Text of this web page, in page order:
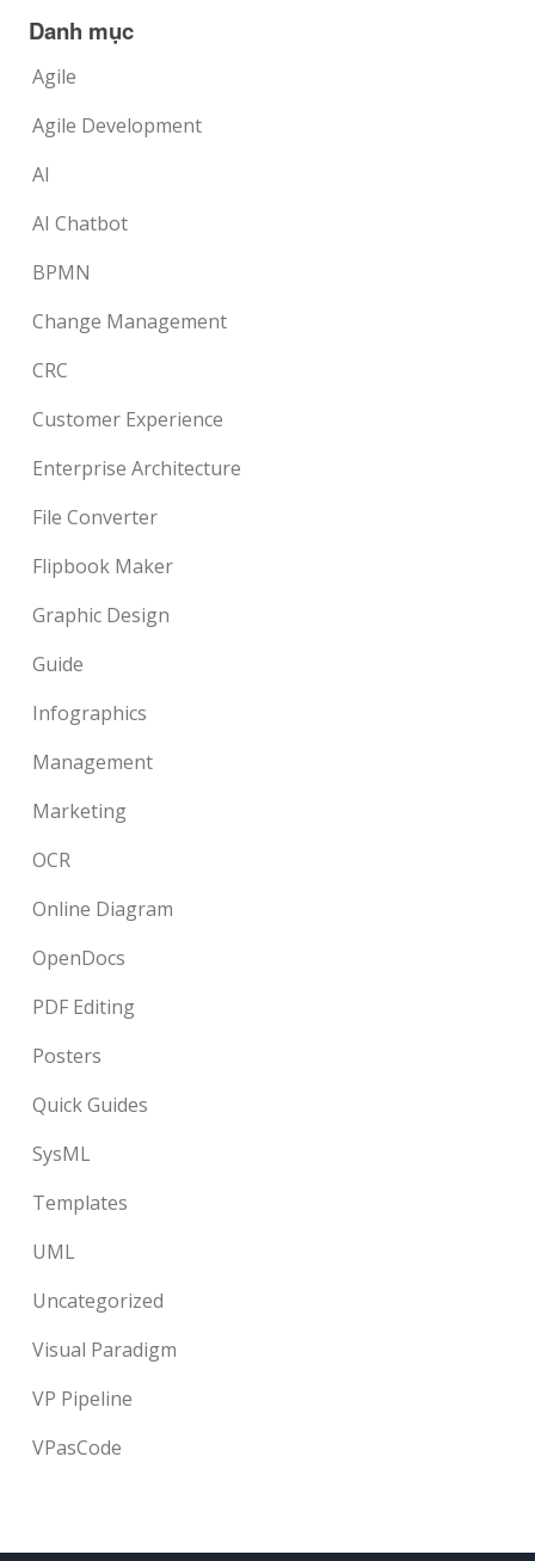
Danh mục
Agile
Agile Development
AI
AI Chatbot
BPMN
Change Management
CRC
Customer Experience
Enterprise Architecture
File Converter
Flipbook Maker
Graphic Design
Guide
Infographics
Management
Marketing
OCR
Online Diagram
OpenDocs
PDF Editing
Posters
Quick Guides
SysML
Templates
UML
Uncategorized
Visual Paradigm
VP Pipeline
VPasCode